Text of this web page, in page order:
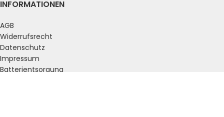
INFORMATIONEN
AGB
Widerrufsrecht
Datenschutz
Impressum
Batterientsorgung